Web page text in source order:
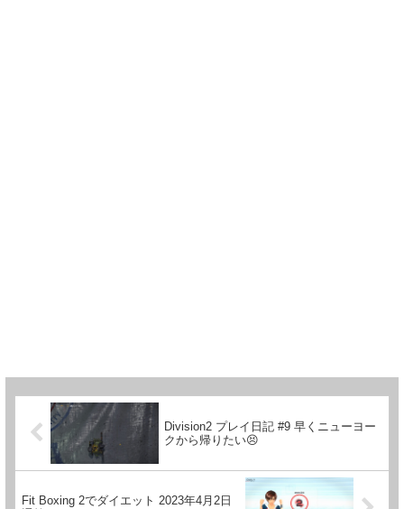
Division2 プレイ日記 #9 早くニューヨー
クから帰りたい😣
Fit Boxing 2でダイエット 2023年4月2日